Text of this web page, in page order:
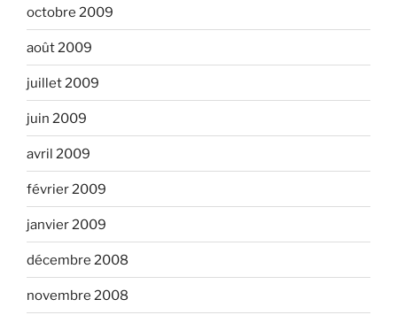
octobre 2009
août 2009
juillet 2009
juin 2009
avril 2009
février 2009
janvier 2009
décembre 2008
novembre 2008